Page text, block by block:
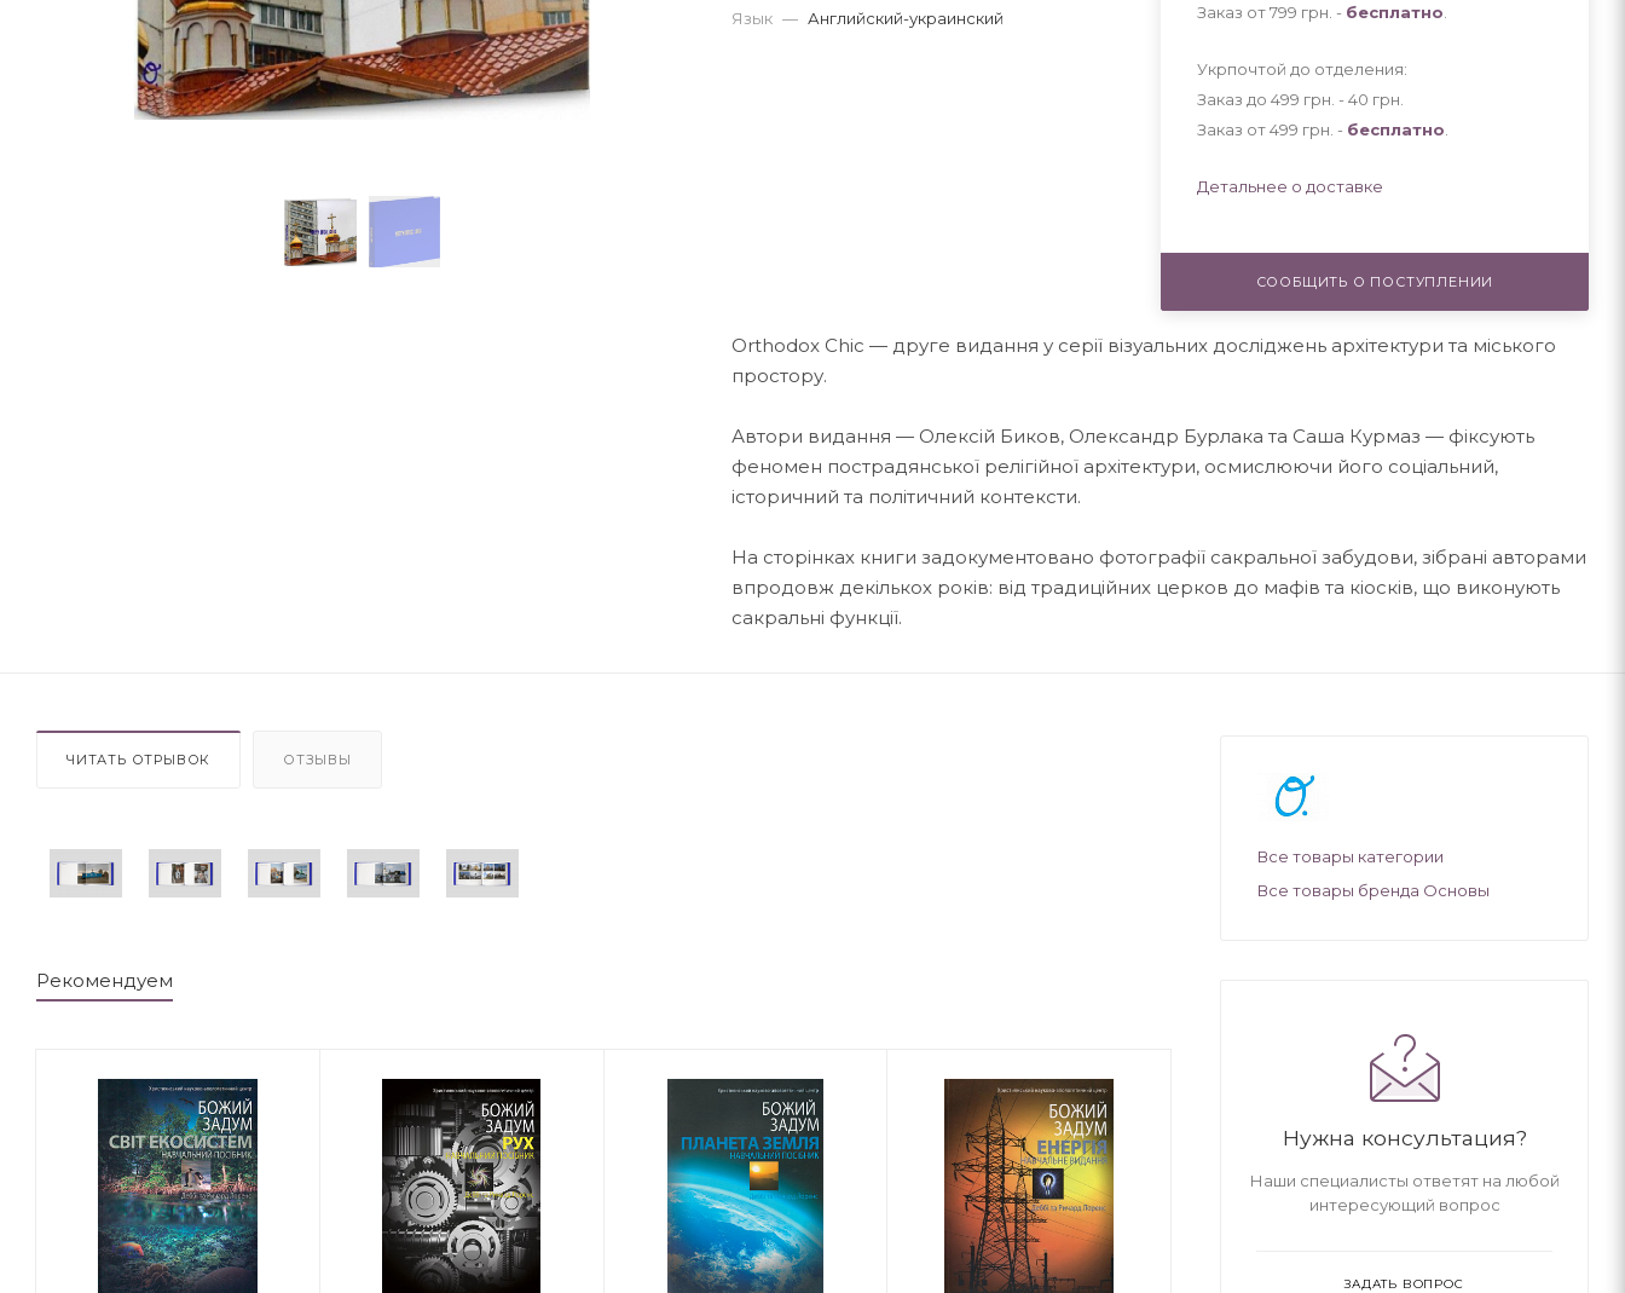
Язык — Английский-украинский
Заказ от 799 грн. - бесплатно
Укрпочтой до отделения:
Заказ до 499 грн. - 40 грн
Заказ от 499 грн. - бесплатно
Детальнее о доставке
СООБЩИТЬ О ПОСТУПЛЕНИИ
Orthodox Chic — друге видання у серії візуальних досліджень архітектури та міського
простору.
Автори видання — Олексій Биков, Олександр Бурлака та Саша Курмаз — фіксують
феномен пострадянської релігійної архітектури, осмислюючи його соціальний,
історичний та політичний контексти.
На сторінках книги задокументовано фотографії сакральної забудови, зібрані авторами
впродовж декількох років: від традиційних церков до мафів та кіосків, що виконують
сакральні функції.
ЧИТАТЬ ОТРЫВОК ОТЗЫВЫ
Рекомендуем
Все товары категории
Все товары бренда Основы
Нужна консультация?
Наши специалисты ответят на любой
интересующий вопрос
ЗАДАТЬ ВОПРОС